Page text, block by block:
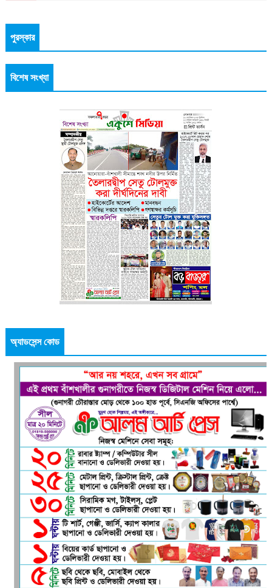
পুরস্কার
বিশেষ সংখ্যা
অ্যাডসেন্স কোড